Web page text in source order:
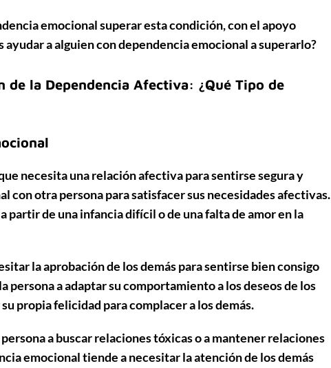
emocional superar esta condición, con el apoyo
a alguien con dependencia emocional a superarlo?
de la Dependencia Afectiva: ¿Qué Tipo de
necesita unarelación afectivapara sentirse segura y
con otra persona para satisfacer sus necesidades afectivas.
partir de unainfancia difícilo de unafalta de amoren la
la aprobaciónde los demás para sentirse bien consigo
persona aadaptar su comportamientoa los deseos de los
propia felicidad para complacer a los demás.
abuscar relaciones tóxicaso amantener relaciones
emocional tiende anecesitar la atenciónde los demás